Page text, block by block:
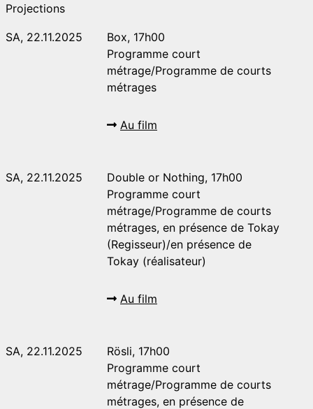
Projections
SA, 22.11.2025
Box, 17h00
Programme court
métrage/Programme de courts
métrages
Au film
SA, 22.11.2025
Double or Nothing, 17h00
Programme court
métrage/Programme de courts
métrages, en présence de Tokay
(Regisseur)/en présence de
Tokay (réalisateur)
Au film
SA, 22.11.2025
Rösli, 17h00
Programme court
métrage/Programme de courts
métrages, en présence de